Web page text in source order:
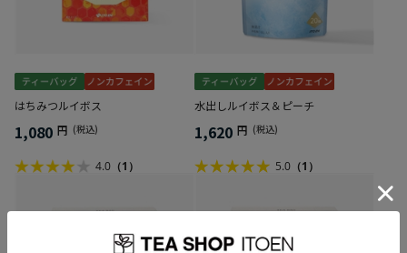
はちみつルイボス
1,080 円 (税込)
4.0 （1）
水出しルイボス＆ピーチ
1,620 円 (税込)
5.0 （1）